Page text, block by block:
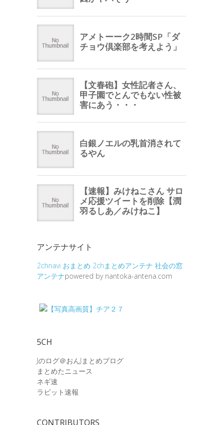
アンテナサイト
2chnavi おまとめ 2chまとめアンテナ 社会の窓
アンテナpowered by nantoka-antena.com
5CH
Jのログ＠おんJまとめブログ
まとめたニュース
ネギ速
ラビット速報
CONTRIBUTORS